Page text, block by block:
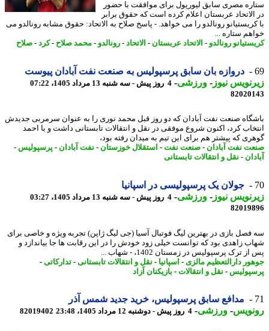
مصری سابق لیورپول برای موافقت با حضور
عربستان اعلام کرده است که حقوق برابر
رونالدو را می خواهد. - پاسخ صلاح به الاتحاد: حقوق مشابه رونالدو می
ستاره ...
رونالدو-الاتحاد عربستان-الاتحاد-رونالدو-محمد صلاح-کرد-صلاح
دروازه بان سابق پرسپولیس به صنعت نفت آبادان پیوست
نیوز-ورزشی-4 روز پیش - سه شنبه 13 مرداد 1405، 07:22
صنعت نفت آبادان که دو روز قبل محمد نوری را به عنوان سرمربی جدیدش
کرد، اکنون شروع موفقی در نقل و انتقالات تابستانی داشت و با احمد
که پیشتر هم برای این تیم به میدان رفته بود،
نفت آبادان- صنعت نفت -استقلال خوزستان-نفت آبادان- پرسپولیس-
- نقل و انتقالات تابستانی
جولان یک پرسپولیسی در اسپانیا
نیوز-ورزشی-4 روز پیش - سه شنبه 13 مرداد 1405، 03:27
بازی در بهترین لیگ فوتبال آسیا (جی لیگ ژاپن) تجربه ویژه و خاصی برای
زاهدی بود که توانست خیلی زود خودش را در این رقابت ها جا بیاندازد و
ترک پرسپولیس در زمستان 1402، - شهاب ...
دارالتعظیم مالزی- اسپانیا-نقل و انتقالات تابستانی-تدارکاتی-
-نقل و انتقالات-بازیکنان آزاد
مدافع سابق پرسپولیس، خرید جدید شمس آذر
-ورزشی-4 روز پیش - دوشنبه 12 مرداد 1405، 23:48 82019402